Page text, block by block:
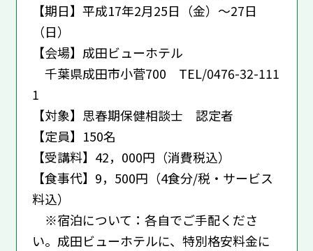
【期日】平成17年2月25日（金）～27日
（日）
【会場】成田ビューホテル
千葉県成田市小菅700 TEL/0476-32-111
1
【対象】思春期保健相談士 認定者
【定員】150名
【受講料】42，000円（消費税込）
【食事代】9，500円（4食分/税・サービス
料込）
※宿泊について：各自でご手配くださ
い。成田ビューホテルに、特別格安料金に